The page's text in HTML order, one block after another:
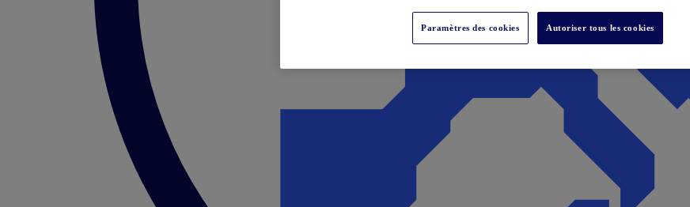
Paramètres des cookies Autoriser tous les cookies